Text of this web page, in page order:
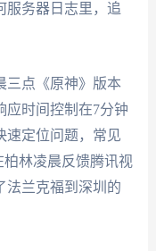
服务器日志里，追
三点《原神》版本
应时间控制在7分钟
速定位问题，常见
林凌晨反馈腾讯视
法兰克福到深圳的